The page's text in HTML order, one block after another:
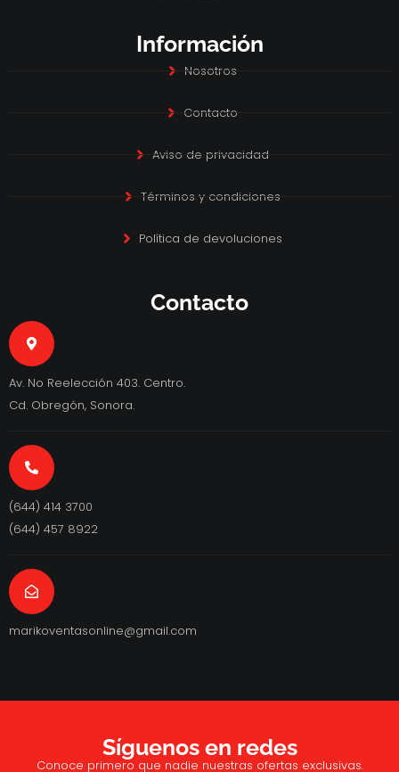
Información
Nosotros
Contacto
Aviso de privacidad
Términos y condiciones
Política de devoluciones
Contacto
Av. No Reelección 403. Centro.
Cd. Obregón, Sonora.
(644) 414 3700
(644) 457 8922
marikoventasonline@gmail.com
Síguenos en redes
Conoce primero que nadie nuestras ofertas exclusivas.